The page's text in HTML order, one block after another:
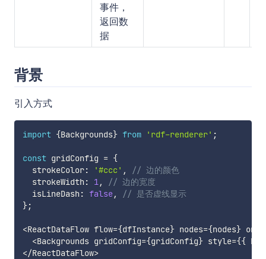
事件，
返回数
据
背景
引入方式
import {Backgrounds} from 'rdf-renderer' ;
const gridConfig = {
  strokeColor
: '#ccc' ,
// 边的颜色
  strokeWidth
: 1,
// 边的宽度
  isLineDash
: false,
// 是否虚线显示
};
<ReactDataFlow flow={dfInstance} nodes={nodes}
<Backgrounds gridConfig={gridConfig} style={{
</ReactDataFlow>